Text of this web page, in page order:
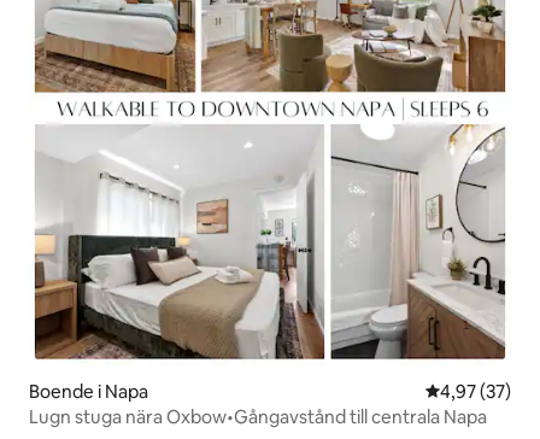
Boende i Napa 4,97 av 5 i
4,97 (37)
Lugn stuga nära Oxbow•Gångavstånd till centrala Napa